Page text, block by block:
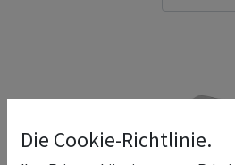
Die Cookie-Richtlinie.